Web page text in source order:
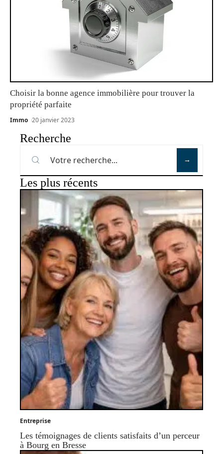
Choisir la bonne agence immobilière pour trouver la
propriété parfaite
Immo 20 janvier 2023
Recherche
Les plus récents
Entreprise
Les témoignages de clients satisfaits d’un perceur
à Bourg en Bresse